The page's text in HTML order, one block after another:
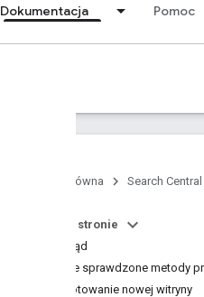
Dokumentacja Pomoc
Strona główna Search Central
Na tej stronie
Przegląd
Ogólne sprawdzone metody
Przygotowanie nowej witryny